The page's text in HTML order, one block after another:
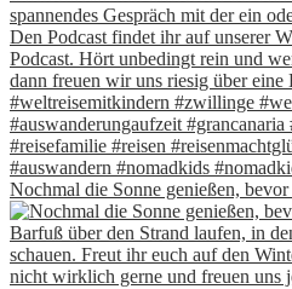
Nochmal die Sonne genießen,